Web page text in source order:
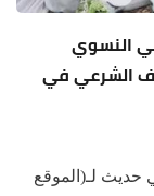
النسوي
الشرعي في
لـ(الموقع